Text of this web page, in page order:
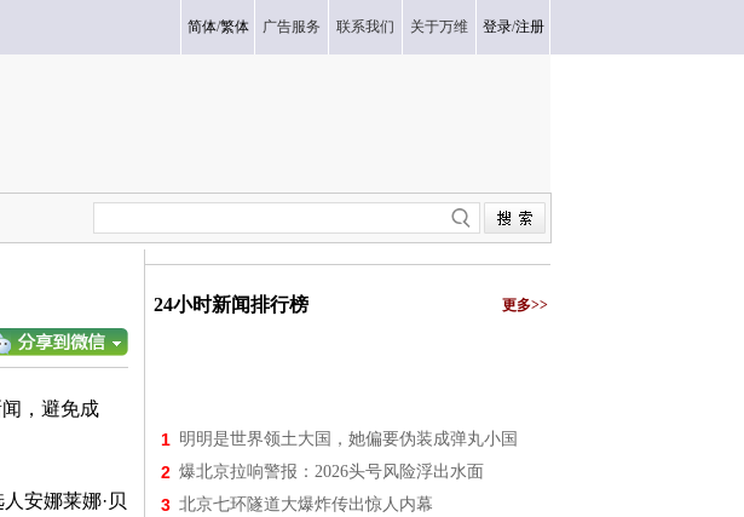
简体/繁体 广告服务 联系我们 关于万维 登录/注册
，避免成
安娜莱娜·贝
24小时新闻排行榜 更多>>
1 明明是世界领土大国，她偏要伪装成弹丸小国
2 爆北京拉响警报：2026头号风险浮出水面
3 北京七环隧道大爆炸传出惊人内幕